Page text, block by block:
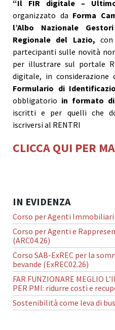
“Il FIR digitale –
organizzato da Forma
l’Albo Nazionale
Regionale del Lazio,
partecipanti sulle novità
per illustrare sul portale
digitale, in
Formulario di
obbligatorio in formato
iscritti e per quelli che
iscriversi al RENTRI
CLICCA QUI PER
IN EVIDENZA
Corso per Agenti Immobiliari
Corso per Agenti e
(ARC04.26)
Corso SAB-ExREC per la
bevande (ExREC02.26)
FAR FUNZIONARE MEGLIO
PER PMI: ridurre costi e
Sostenibilità come leva di